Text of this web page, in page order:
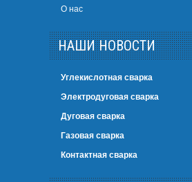
О нас
НАШИ НОВОСТИ
Углекислотная сварка
Электродуговая сварка
Дуговая сварка
Газовая сварка
Контактная сварка